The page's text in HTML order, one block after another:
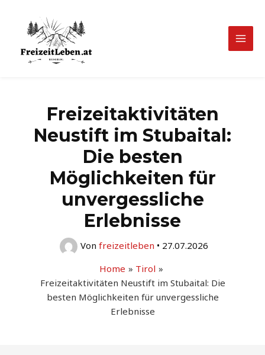
springen
Main
Freizeitaktivitäten
Neustift im Stubaital:
Die besten
Möglichkeiten für
unvergessliche
Erlebnisse
Von freizeitleben • 27.07.2026
Home
Tirol
Freizeitaktivitäten Neustift im Stubaital: Die
besten Möglichkeiten für unvergessliche
Erlebnisse